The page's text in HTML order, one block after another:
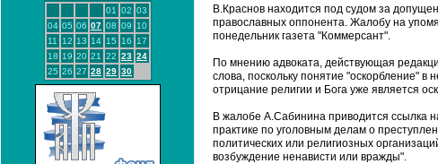
01 02 03
04 05 06 07 08 09
10
11
12 13 14 15 16
17
18 19 20 21 22 23 24
25 26 27 28 29 30
В.Краснов находится под судом за
православных оппонента. Жалобу на
понедельник газета "Коммерсант".
По мнению адвоката, действующая
слова, поскольку понятие "оскорбление"
отрицание религии и Бога уже является
В жалобе А.Сабинина приводится ссылка
практике по уголовным делам о
политических или религиозных
возбуждение ненависти или вражды".